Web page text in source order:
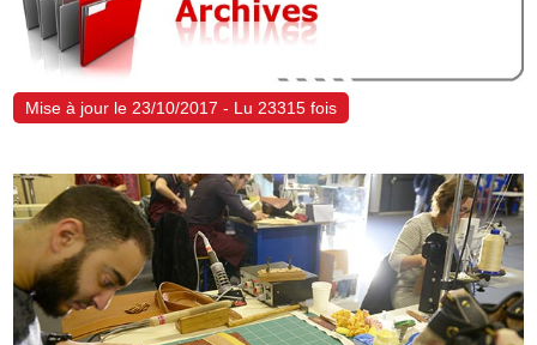
Mise à jour le 23/10/2017 - Lu 23315 fois